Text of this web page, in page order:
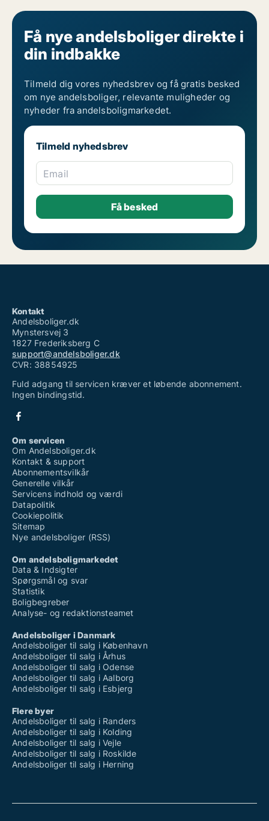
Få nye andelsboliger direkte i
din indbakke
Tilmeld dig vores nyhedsbrev og få gratis besked
om nye andelsboliger, relevante muligheder og
nyheder fra andelsboligmarkedet.
Tilmeld nyhedsbrev
Email
Kontakt
Andelsboliger.dk
Mynstersvej 3
1827 Frederiksberg C
support@andelsboliger.dk
CVR: 38854925
Fuld adgang til servicen kræver et løbende abonnement.
Ingen bindingstid.
Om servicen
Om Andelsboliger.dk
Kontakt & support
Abonnementsvilkår
Generelle vilkår
Servicens indhold og værdi
Datapolitik
Cookiepolitik
Sitemap
Nye andelsboliger (RSS)
Om andelsboligmarkedet
Data & Indsigter
Spørgsmål og svar
Statistik
Boligbegreber
Analyse- og redaktionsteamet
Andelsboliger i Danmark
Andelsboliger til salg i København
Andelsboliger til salg i Århus
Andelsboliger til salg i Odense
Andelsboliger til salg i Aalborg
Andelsboliger til salg i Esbjerg
Flere byer
Andelsboliger til salg i Randers
Andelsboliger til salg i Kolding
Andelsboliger til salg i Vejle
Andelsboliger til salg i Roskilde
Andelsboliger til salg i Herning